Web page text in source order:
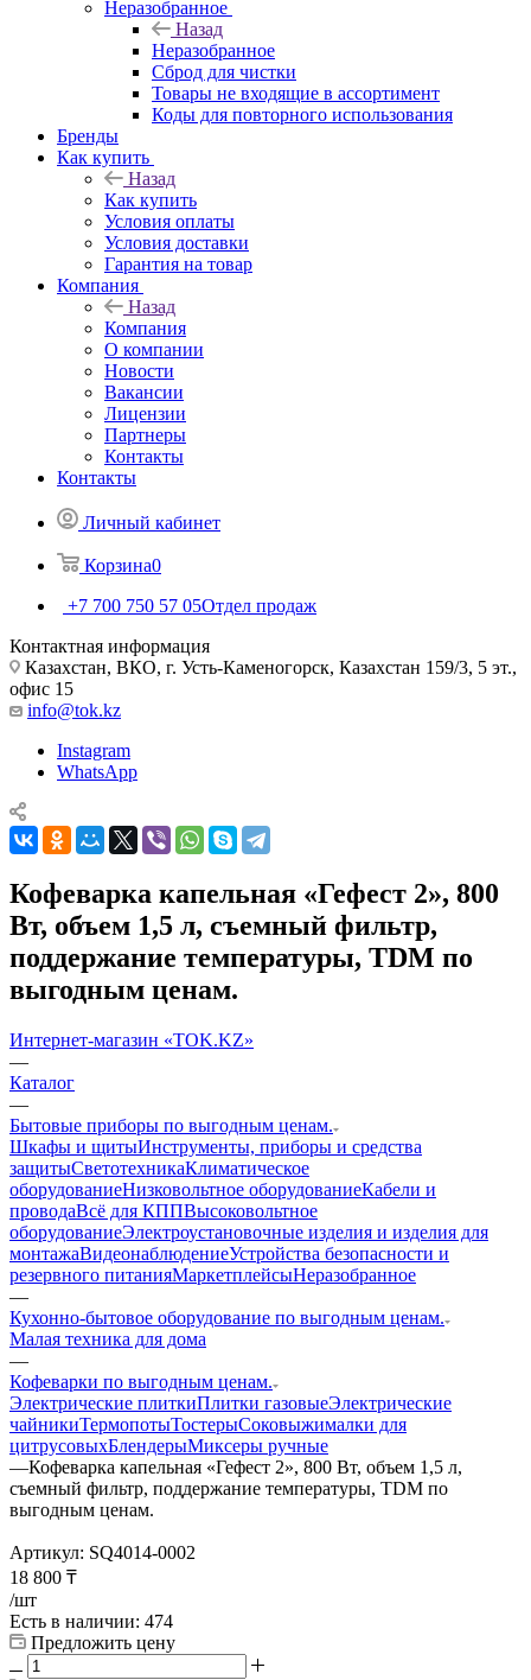
Неразобранное
Назад
Неразобранное
Сброд для чистки
Товары не входящие в ассортимент
Коды для повторного использования
Бренды
Как купить
Назад
Как купить
Условия оплаты
Условия доставки
Гарантия на товар
Компания
Назад
Компания
О компании
Новости
Вакансии
Лицензии
Партнеры
Контакты
Контакты
Личный кабинет
Корзина0
+7 700 750 57 05Отдел продаж
Контактная информация
Казахстан, ВКО, г. Усть-Каменогорск, Казахстан 159/3, 5 эт.,
офис 15
info@tok.kz
Instagram
WhatsApp
Кофеварка капельная «Гефест 2», 800
Вт, объем 1,5 л, съемный фильтр,
поддержание температуры, TDM по
выгодным ценам.
Интернет-магазин «TOK.KZ»
—
Каталог
—
Бытовые приборы по выгодным ценам.
Шкафы и щитыИнструменты, приборы и средства
защитыСветотехникаКлиматическое
оборудованиеНизковольтное оборудованиеКабели и
проводаВсё для КППВысоковольтное
оборудованиеЭлектроустановочные изделия и изделия для
монтажаВидеонаблюдениеУстройства безопасности и
резервного питанияМаркетплейсыНеразобранное
—
Кухонно-бытовое оборудование по выгодным ценам.
Малая техника для дома
—
Кофеварки по выгодным ценам.
Электрические плиткиПлитки газовыеЭлектрические
чайникиТермопотыТостерыСоковыжималки для
цитрусовыхБлендерыМиксеры ручные
—Кофеварка капельная «Гефест 2», 800 Вт, объем 1,5 л,
съемный фильтр, поддержание температуры, TDM по
выгодным ценам.
Артикул: SQ4014-0002
18 800 ₸
/шт
Есть в наличии: 474
Предложить цену